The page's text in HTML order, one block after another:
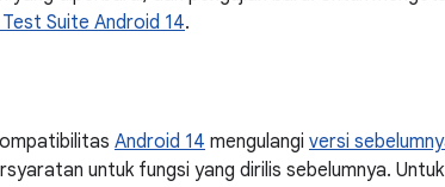
Suite Android 14.
Android 14 mengulangi versi
untuk fungsi yang dirilis sebelumnya.